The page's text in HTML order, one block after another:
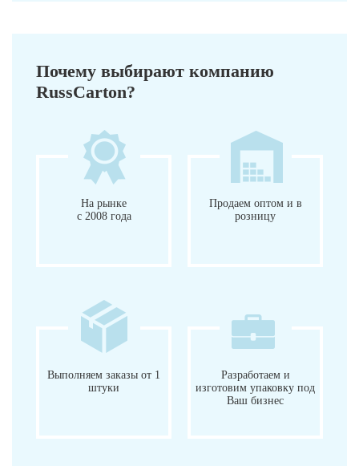
Почему выбирают компанию
RussCarton?
На рынке
с 2008 года
Продаем оптом и в
розницу
Выполняем заказы от 1
штуки
Разработаем и
изготовим упаковку под
Ваш бизнес